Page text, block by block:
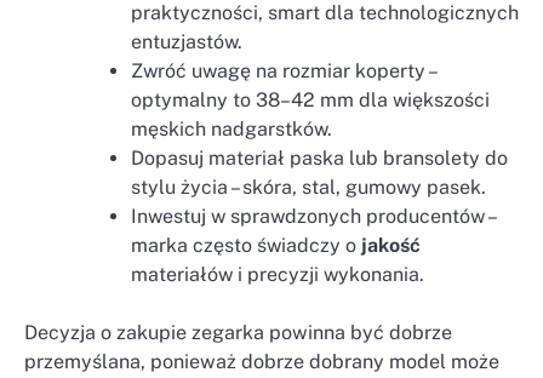
praktyczności, smart dla technologicznych
entuzjastów.
Zwróć uwagę na rozmiar koperty –
optymalny to 38–42 mm dla większości
męskich nadgarstków.
Dopasuj materiał paska lub bransolety do
stylu życia – skóra, stal, gumowy pasek.
Inwestuj w sprawdzonych producentów –
marka często świadczy o jakość
materiałów i precyzji wykonania.
Decyzja o zakupie zegarka powinna być dobrze
przemyślana, ponieważ dobrze dobrany model może